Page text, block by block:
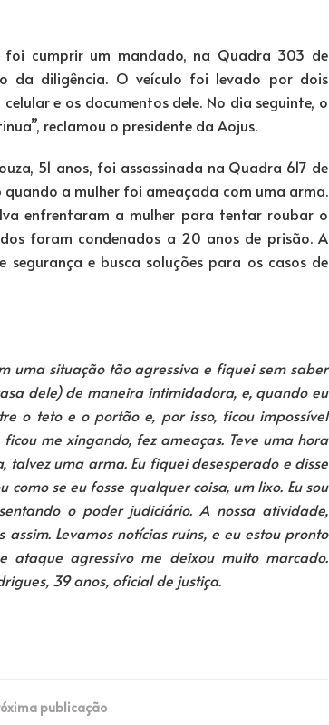
foi cumprir um mandado, na Quadra 303 de
da diligência. O veículo foi levado por dois
e os documentos dele. No dia seguinte, o
reclamou o presidente da Aojus.
51 anos, foi assassinada na Quadra 617 de
a mulher foi ameaçada com uma arma.
enfrentaram a mulher para tentar roubar o
foram condenados a 20 anos de prisão. A
e busca soluções para os casos de
uma situação tão agressiva e fiquei sem saber
dele) de maneira intimidadora, e, quando eu
o teto e o portão e, por isso, ficou impossível
me xingando, fez ameaças. Teve uma hora
talvez uma arma. Eu fiquei desesperado e disse
se eu fosse qualquer coisa, um lixo. Eu sou
o poder judiciário. A nossa atividade,
Levamos notícias ruins, e eu estou pronto
agressivo me deixou muito marcado.
39 anos, oficial de justiça.
publicação